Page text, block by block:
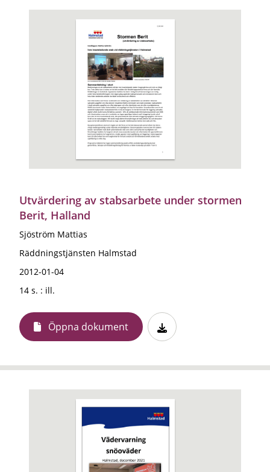
Utvärdering av stabsarbete under stormen
Berit, Halland
Sjöström Mattias
Räddningstjänsten Halmstad
2012-01-04
14 s. : ill.
Öppna dokument